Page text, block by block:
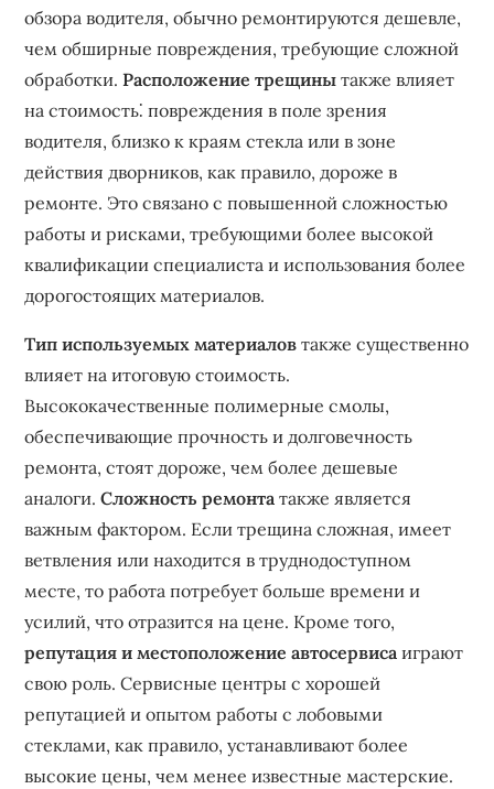
обзора водителя‚ обычно ремонтируются дешевле‚
чем обширные повреждения‚ требующие сложной
обработки.Расположение трещины также влияет
на стоимость⁚ повреждения в поле зрения
водителя‚ близко к краям стекла или в зоне
действия дворников‚ как правило‚ дороже в
ремонте. Это связано с повышенной сложностью
работы и рисками‚ требующими более высокой
квалификации специалиста и использования более
дорогостоящих материалов.
Тип используемых материалов также существенно
влияет на итоговую стоимость.
Высококачественные полимерные смолы‚
обеспечивающие прочность и долговечность
ремонта‚ стоят дороже‚ чем более дешевые
аналоги.Сложность ремонта также является
важным фактором. Если трещина сложная‚ имеет
ветвления или находится в труднодоступном
месте‚ то работа потребует больше времени и
усилий‚ что отразится на цене. Кроме того‚
репутация и местоположение автосервиса играют
свою роль. Сервисные центры с хорошей
репутацией и опытом работы с лобовыми
стеклами‚ как правило‚ устанавливают более
высокие цены‚ чем менее известные мастерские.